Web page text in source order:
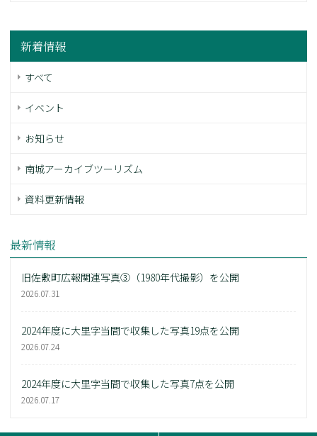
新着情報
すべて
イベント
お知らせ
南城アーカイブツーリズム
資料更新情報
最新情報
旧佐敷町広報関連写真③（1980年代撮影）を公開
2026.07.31
2024年度に大里字当間で収集した写真19点を公開
2026.07.24
2024年度に大里字当間で収集した写真7点を公開
2026.07.17